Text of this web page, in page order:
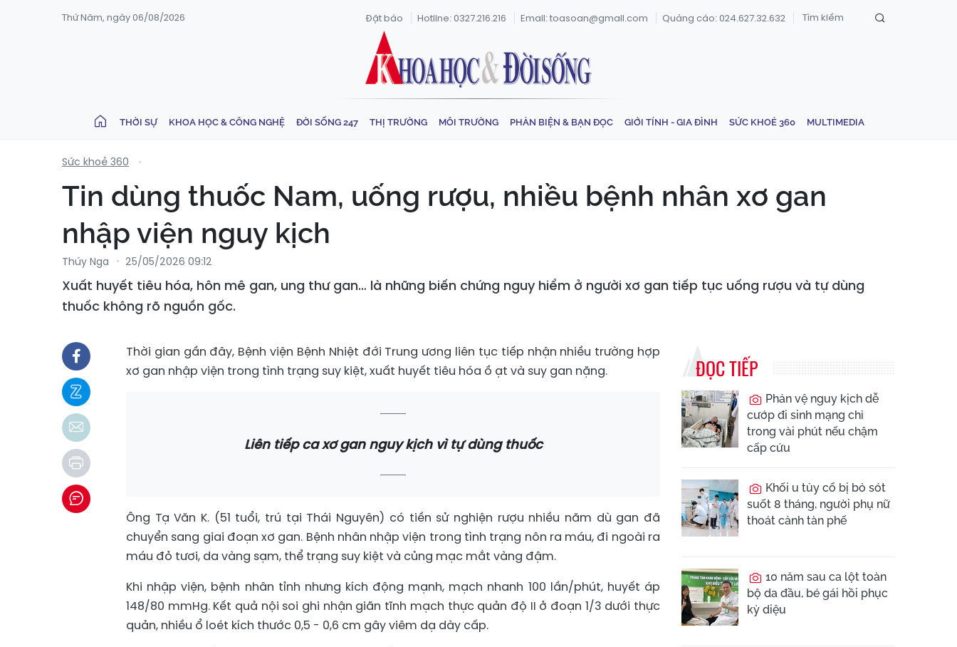
Thứ Năm, ngày 06/08/2026 Đặt báo Hotline: 0327.216.216 Email: toasoan@gmail.com Quảng cáo: 024.627.32.632
THỜI SỰ KHOA HỌC & CÔNG NGHỆ ĐỜI SỐNG 247 THỊ TRƯỜNG MÔI TRƯỜNG PHẢN BIỆN & BẠN ĐỌC GIỚI TÍNH - GIA ĐÌNH SỨC KHOẺ 360 MULTIMEDIA
Sức khoẻ 360
Tin dùng thuốc Nam, uống rượu, nhiều bệnh nhân xơ gan
nhập viện nguy kịch
Thúy Nga 25/05/2026 09:12
Xuất huyết tiêu hóa, hôn mê gan, ung thư gan… là những biến chứng nguy hiểm ở người xơ gan tiếp tục uống rượu và tự dùng
thuốc không rõ nguồn gốc.
Thời gian gần đây, Bệnh viện Bệnh Nhiệt đới Trung ương liên tục tiếp nhận nhiều trường hợp
xơ gan nhập viện trong tình trạng suy kiệt, xuất huyết tiêu hóa ồ ạt và suy gan nặng.
Liên tiếp ca xơ gan nguy kịch vì tự dùng thuốc
Ông Tạ Văn K. (51 tuổi, trú tại Thái Nguyên) có tiền sử nghiện rượu nhiều năm dù gan đã
chuyển sang giai đoạn xơ gan. Bệnh nhân nhập viện trong tình trạng nôn ra máu, đi ngoài ra
máu đỏ tươi, da vàng sạm, thể trạng suy kiệt và củng mạc mắt vàng đậm.
Khi nhập viện, bệnh nhân tỉnh nhưng kích động mạnh, mạch nhanh 100 lần/phút, huyết áp
148/80 mmHg. Kết quả nội soi ghi nhận giãn tĩnh mạch thực quản độ II ở đoạn 1/3 dưới thực
quản, nhiều ổ loét kích thước 0,5 - 0,6 cm gây viêm dạ dày cấp.
ĐỌC TIẾP
Phản vệ nguy kịch dễ
cướp đi sinh mạng chỉ
trong vài phút nếu chậm
cấp cứu
Khối u tủy cổ bị bỏ sót
suốt 8 tháng, người phụ nữ
thoát cảnh tàn phế
10 năm sau ca lột toàn
bộ da đầu, bé gái hồi phục
kỳ diệu